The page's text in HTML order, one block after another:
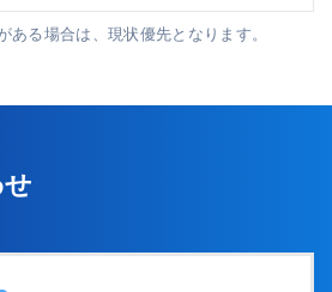
ある場合は、現状優先となります。